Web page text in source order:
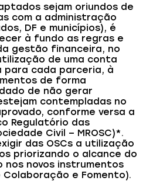
sejam oriundos de
com a administração
DF e municípios), é
à fundo as regras e
gestão financeira, no
de uma conta
para cada parceria, à
de forma
de não gerar
contempladas no
conforme versa a
Regulatório das
Civil – MROSC)*.
das OSCs a utilização
priorizando o alcance do
novos instrumentos
Colaboração e Fomento).